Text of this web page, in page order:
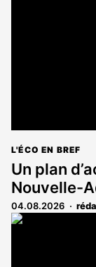
L'ÉCO EN BREF
Un plan
Nouvelle-
04.08.2026